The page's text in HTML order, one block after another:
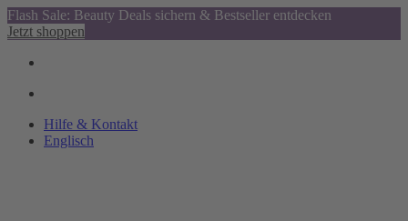
Flash Sale: Beauty Deals sichern & Bestseller entdecken
Jetzt shoppen
Hilfe & Kontakt
Englisch